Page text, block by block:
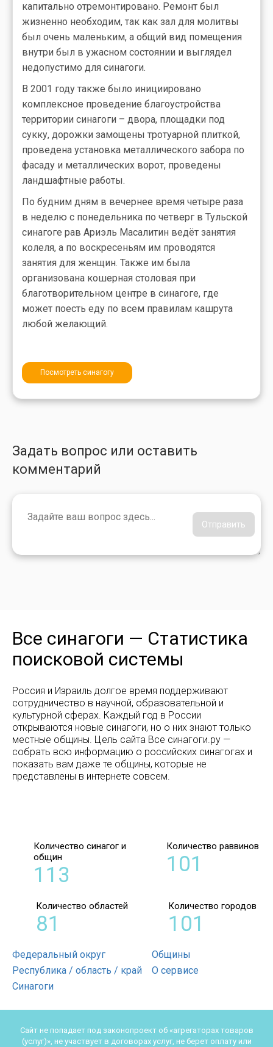
капитально отремонтировано. Ремонт был
жизненно необходим, так как зал для молитвы
был очень маленьким, а общий вид помещения
внутри был в ужасном состоянии и выглядел
недопустимо для синагоги.
В 2001 году также было инициировано
комплексное проведение благоустройства
территории синагоги – двора, площадки под
сукку, дорожки замощены тротуарной плиткой,
проведена установка металлического забора по
фасаду и металлических ворот, проведены
ландшафтные работы.
По будним дням в вечернее время четыре раза
в неделю с понедельника по четверг в Тульской
синагоге рав Ариэль Масалитин ведёт занятия
колеля, а по воскресеньям им проводятся
занятия для женщин. Также им была
организована кошерная столовая при
благотворительном центре в синагоге, где
может поесть еду по всем правилам кашрута
любой желающий.
Посмотреть синагогу
Задать вопрос или оставить
комментарий
Отправить
Все синагоги — Статистика
поисковой системы
Россия и Израиль долгое время поддерживают
сотрудничество в научной, образовательной и
культурной сферах. Каждый год в России
открываются новые синагоги, но о них знают только
местные общины. Цель сайта Все синагоги.ру —
собрать всю информацию о российских синагогах и
показать вам даже те общины, которые не
представлены в интернете совсем.
Федеральный округ
Республика / область / край
Синагоги
Общины
О сервисе
Количество синагог и
общин
113
Количество раввинов
101
Количество областей
81
Количество городов
101
Сайт не попадает под законопроект об «агрегаторах товаров
(услуг)», не участвует в договорах услуг, не берет оплату или